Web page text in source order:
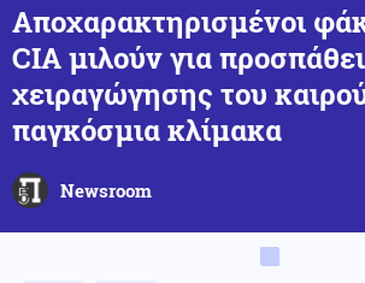
Αποχαρακτηρισμένοι
CIA μιλούν για
χειραγώγησης του
παγκόσμια κλίμακα
Newsroom